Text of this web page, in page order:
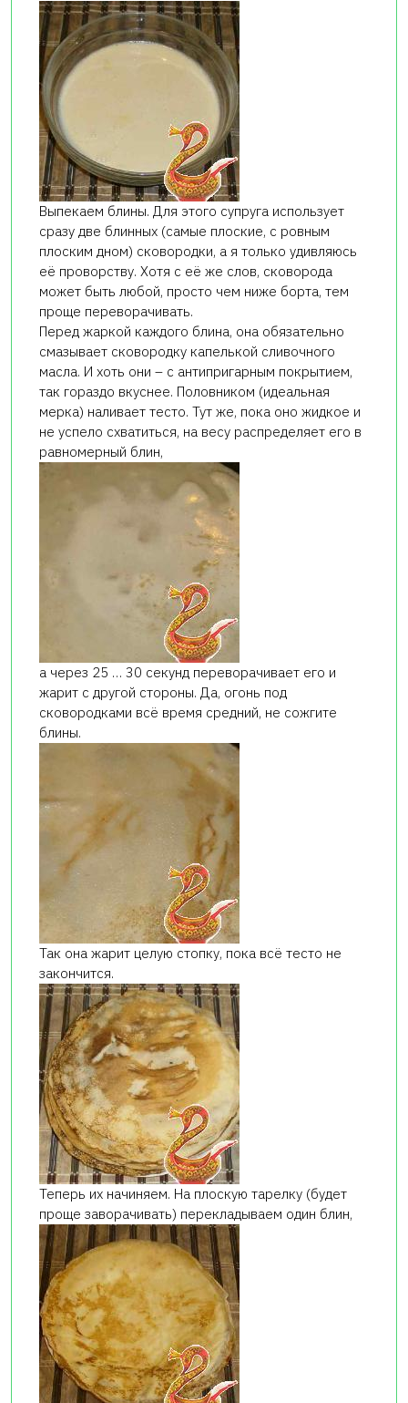
Выпекаем блины. Для этого супруга использует
сразу две блинных (самые плоские, с ровным
плоским дном) сковородки, а я только удивляюсь
её проворству. Хотя с её же слов, сковорода
может быть любой, просто чем ниже борта, тем
проще переворачивать.
Перед жаркой каждого блина, она обязательно
смазывает сковородку капелькой сливочного
масла. И хоть они – с антипригарным покрытием,
так гораздо вкуснее. Половником (идеальная
мерка) наливает тесто. Тут же, пока оно жидкое и
не успело схватиться, на весу распределяет его в
равномерный блин,
а через 25 … 30 секунд переворачивает его и
жарит с другой стороны. Да, огонь под
сковородками всё время средний, не сожгите
блины.
Так она жарит целую стопку, пока всё тесто не
закончится.
Теперь их начиняем. На плоскую тарелку (будет
проще заворачивать) перекладываем один блин,